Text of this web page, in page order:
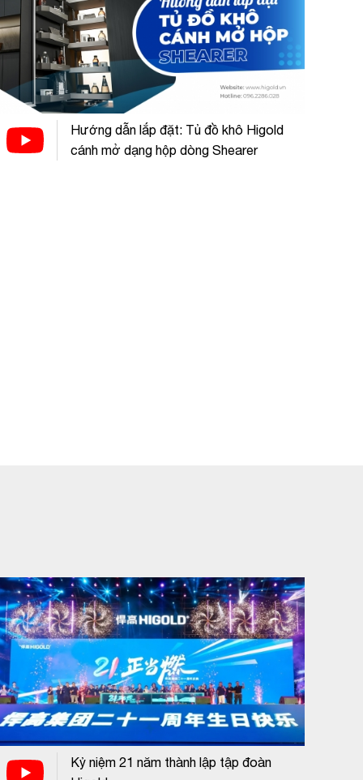
Hướng dẫn lắp đặt: Tủ đồ khô Higold
cánh mở dạng hộp dòng Shearer
Kỷ niệm 21 năm thành lập tập đoàn